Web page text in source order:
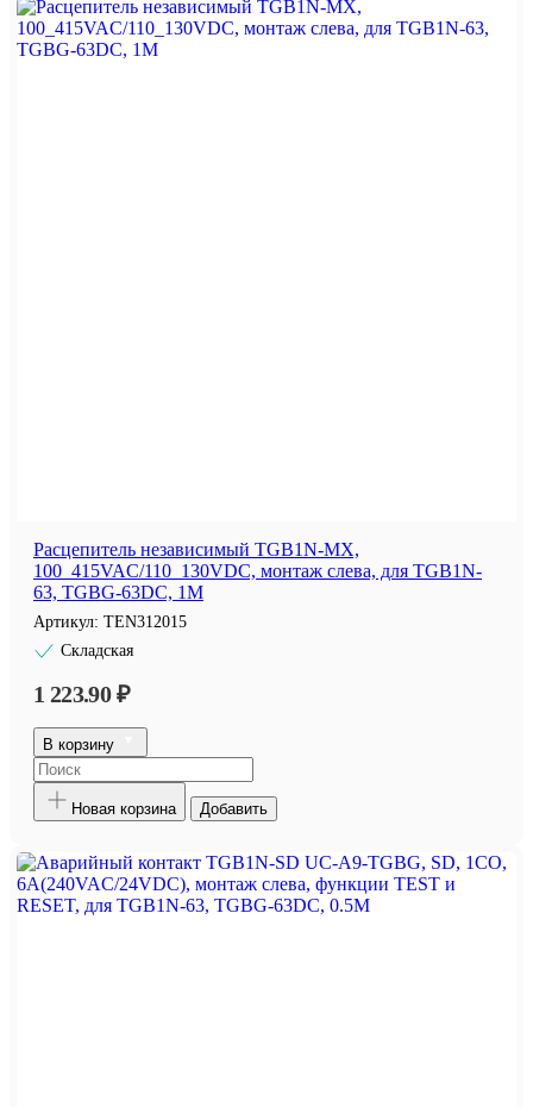
Расцепитель независимый TGB1N-MX,
100_415VAC/110_130VDC, монтаж слева, для TGB1N-
63, TGBG-63DC, 1M
Артикул: TEN312015
Складская
1 223.90 ₽
В корзину
Новая корзина Добавить